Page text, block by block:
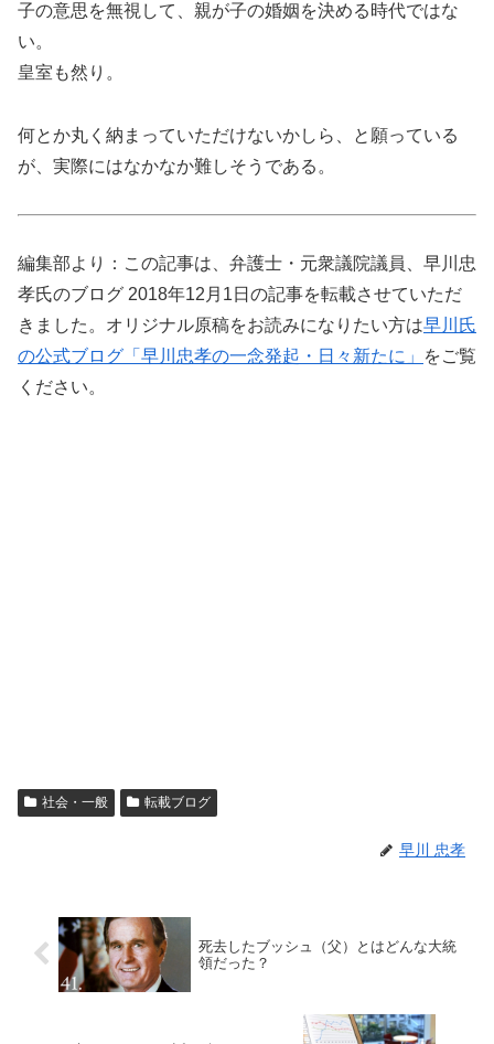
子の意思を無視して、親が子の婚姻を決める時代ではな
い。
皇室も然り。
何とか丸く納まっていただけないかしら、と願っている
が、実際にはなかなか難しそうである。
編集部より：この記事は、弁護士・元衆議院議員、早川忠
孝氏のブログ 2018年12月1日の記事を転載させていただ
きました。オリジナル原稿をお読みになりたい方は早川氏
の公式ブログ「早川忠孝の一念発起・日々新たに」
をご覧
ください。
社会・一般 転載ブログ
早川 忠孝
死去したブッシュ（父）とはどんな大統
領だった？